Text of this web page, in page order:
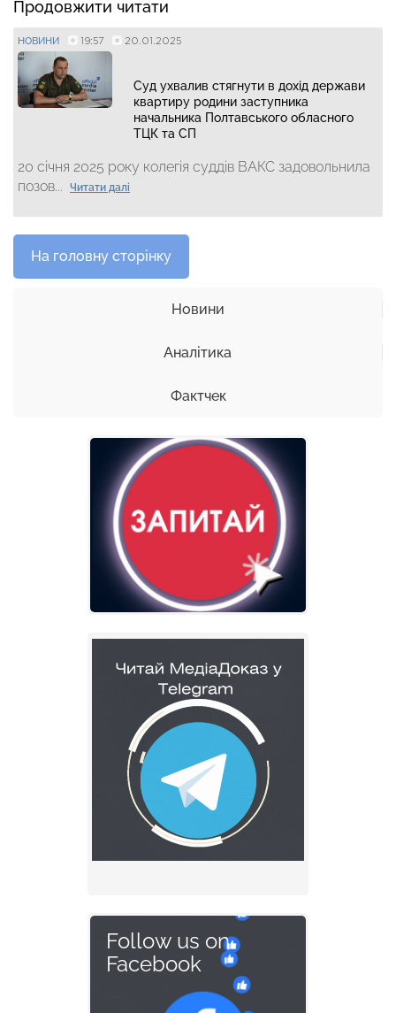
Продовжити читати
НОВИНИ 19:57 20.01.2025
Суд ухвалив стягнути в дохід держави
квартиру родини заступника
начальника Полтавського обласного
ТЦК та СП
20 січня 2025 року колегія суддів ВАКС задовольнила
позов...
Читати далі
На головну сторінку
Новини
Аналітика
Фактчек
Follow us on
Facebook